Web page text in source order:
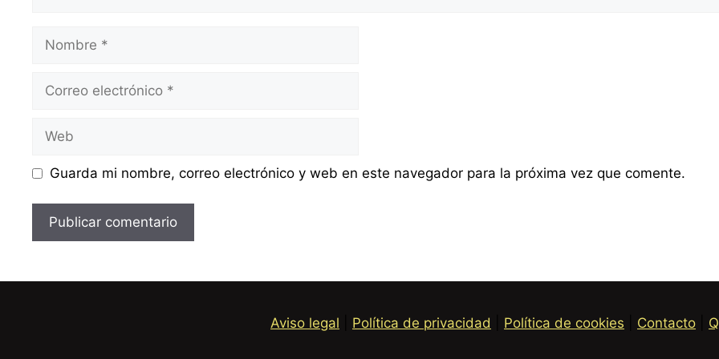
electrónico
Guarda mi nombre, correo electrónico y web en este navegador para la próxima vez que comente.
Aviso legal Política de privacidad Política de cookies Contacto